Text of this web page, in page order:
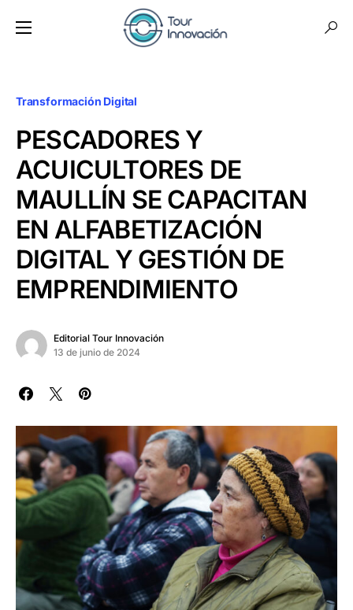
Transformación Digital
PESCADORES Y
ACUICULTORES DE
MAULLÍN SE CAPACITAN
EN ALFABETIZACIÓN
DIGITAL Y GESTIÓN DE
EMPRENDIMIENTO
Editorial Tour Innovación
13 de junio de 2024